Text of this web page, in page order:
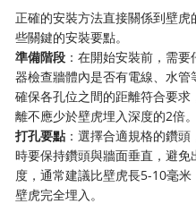
正確的安裝方法直接關係到壁
些關鍵的安裝要點。
準備階段 ：在開始安裝前，需
器檢查牆體內是否有電線、水
確保各孔位之間的距離符合要
離不應少於壁虎埋入深度的2倍。
打孔要點 ：選擇合適規格的鑽
時要保持鑽頭與牆面垂直，避
度，通常建議比壁虎長5-10毫
壁虎完全埋入。